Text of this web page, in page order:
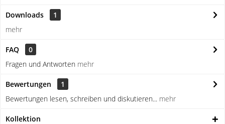
Downloads
1
mehr
FAQ
0
Fragen und Antworten mehr
Bewertungen
1
Bewertungen lesen, schreiben und diskutieren... mehr
Kollektion